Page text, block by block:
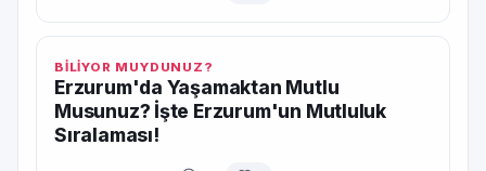
BİLİYOR MUYDUNUZ?
Erzurum'da Yaşamaktan Mutlu
Musunuz? İşte Erzurum'un Mutluluk
Sıralaması!